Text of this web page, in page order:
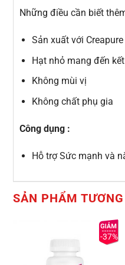
Những điều cần biết
Sản xuất với
Hạt nhỏ mang đến
Không mùi vị
Không chất phụ gia
Công dụng :
Hỗ trợ Sức mạnh và
SẢN PHẨM
-37%